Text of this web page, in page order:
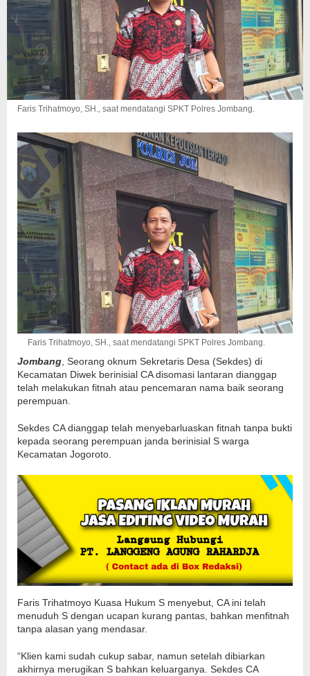
Faris Trihatmoyo, SH., saat mendatangi SPKT Polres Jombang.
Faris Trihatmoyo, SH., saat mendatangi SPKT Polres Jombang.
Jombang, Seorang oknum Sekretaris Desa (Sekdes) di
Kecamatan Diwek berinisial CA disomasi lantaran dianggap
telah melakukan fitnah atau pencemaran nama baik seorang
perempuan.
Sekdes CA dianggap telah menyebarluaskan fitnah tanpa bukti
kepada seorang perempuan janda berinisial S warga
Kecamatan Jogoroto.
Faris Trihatmoyo Kuasa Hukum S menyebut, CA ini telah
menuduh S dengan ucapan kurang pantas, bahkan menfitnah
tanpa alasan yang mendasar.
“Klien kami sudah cukup sabar, namun setelah dibiarkan
akhirnya merugikan S bahkan keluarganya. Sekdes CA